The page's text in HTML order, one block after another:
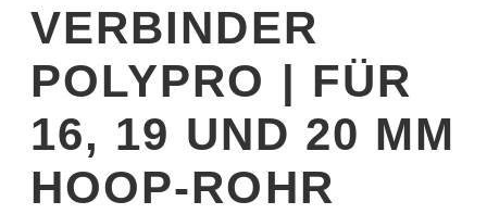
VERBINDER
POLYPRO | FÜR
16, 19 UND 20 MM
HOOP-ROHR